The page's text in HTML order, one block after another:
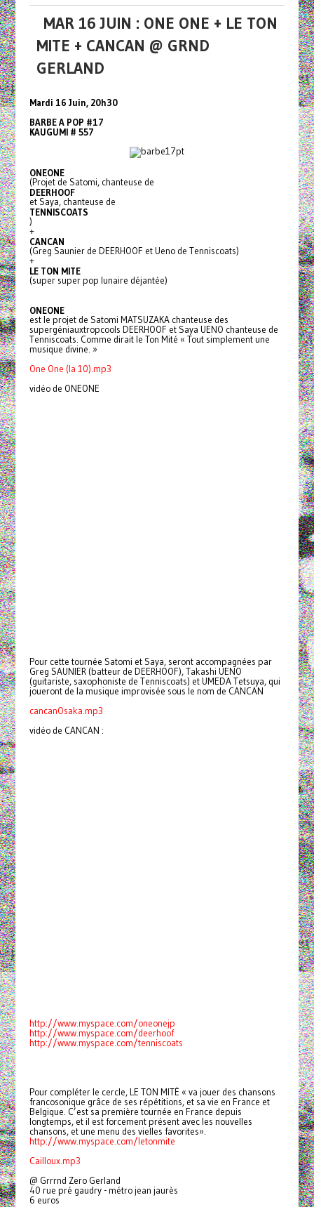
MAR 16 JUIN : ONE ONE + LE TON
MITE + CANCAN @ GRND
GERLAND
Mardi 16 Juin, 20h30
BARBE A POP #17
KAUGUMI # 557
ONEONE
(Projet de Satomi, chanteuse de
DEERHOOF
et Saya, chanteuse de
TENNISCOATS
)
+
CANCAN
(Greg Saunier de DEERHOOF et Ueno de Tenniscoats)
+
LE TON MITE
(super super pop lunaire déjantée)
ONEONE
est le projet de Satomi MATSUZAKA chanteuse des
supergéniauxtropcools DEERHOOF et Saya UENO chanteuse de
Tenniscoats. Comme dirait le Ton Mité « Tout simplement une
musique divine. »
One One (la 10).mp3
vidéo de ONEONE
Pour cette tournée Satomi et Saya, seront accompagnées par
Greg SAUNIER (batteur de DEERHOOF), Takashi UENO
(guitariste, saxophoniste de Tenniscoats) et UMEDA Tetsuya, qui
joueront de la musique improvisée sous le nom de CANCAN
cancanOsaka.mp3
vidéo de CANCAN :
http://www.myspace.com/oneonejp
http://www.myspace.com/deerhoof
http://www.myspace.com/tenniscoats
Pour compléter le cercle, LE TON MITÉ « va jouer des chansons
francosonique grâce de ses répétitions, et sa vie en France et
Belgique. C’est sa première tournée en France depuis
longtemps, et il est forcement présent avec les nouvelles
chansons, et une menu des vielles favorites».
http://www.myspace.com/letonmite
Cailloux.mp3
@ Grrrnd Zero Gerland
40 rue pré gaudry - métro jean jaurès
6 euros